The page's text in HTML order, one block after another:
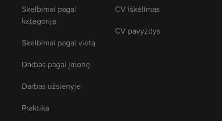
Skelbimai pagal
kategoriją
Skelbimai pagal vietą
Darbas pagal įmonę
Darbas užsienyje
Praktika
CV iškėlimas
CV pavyzdys